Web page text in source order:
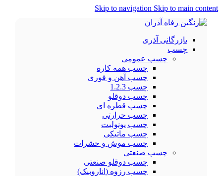
Skip to navigation Skip to main content
بازرگانی آذری
چسب
چسب عمومی
چسب همه کاره
چسب آهن و فوری
چسب 1.2.3
چسب دوقلو
چسب قطره ای
چسب حرارتی
چسب یونولیت
چسب ماتیکی
چسب موش و حشرات
چسب صنعتی
چسب دوقلو صنعتی
چسب رزوه (اناروبیک)